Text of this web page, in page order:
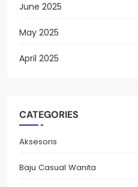
June 2025
May 2025
April 2025
CATEGORIES
Aksesoris
Baju Casual Wanita